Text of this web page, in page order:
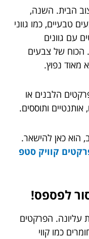
הבית. השנה,
טבעיים, כמו גווני
עם גוונים
הכוח של צבעים
מאוד נפוץ.
הלבנים או
ותוססים.
הוא כאן להישאר.
קוויק סטפ
לפספס!
עליונה. הפרקטים
כמו קווי